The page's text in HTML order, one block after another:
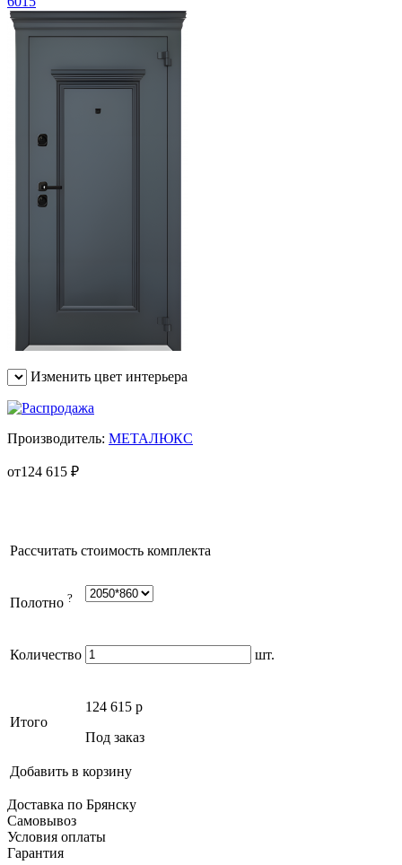
Изменить цвет интерьера
Производитель: МЕТАЛЮКС
от124 615 ₽
Рассчитать стоимость комплекта
Полотно ?
Количество шт.
Итого
124 615 p
Под заказ
Добавить в корзину
Доставка по Брянску
Самовывоз
Условия оплаты
Гарантия